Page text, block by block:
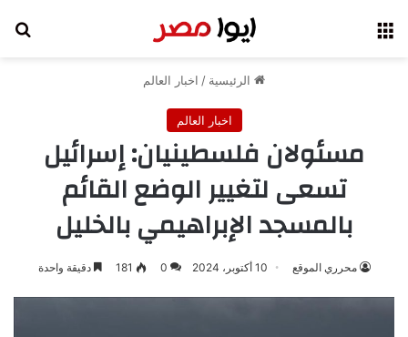
الرئيسية / اخبار العالم
اخبار العالم
مسئولان فلسطينيان: إسرائيل
تسعى لتغيير الوضع القائم
بالمسجد الإبراهيمي بالخليل
محرري الموقع 10 أكتوبر، 2024 0
181 دقيقة واحدة